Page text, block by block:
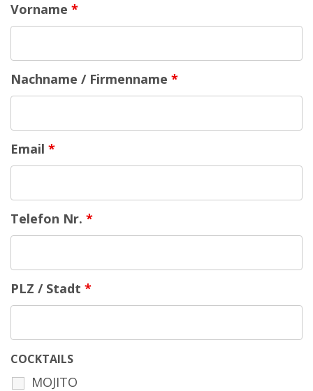
Vorname *
Nachname / Firmenname *
Email *
Telefon Nr. *
PLZ / Stadt *
COCKTAILS
MOJITO